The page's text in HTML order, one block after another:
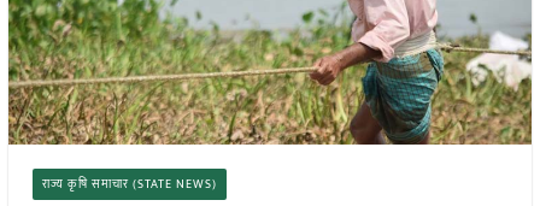
राज्य कृषि समाचार (STATE NEWS)